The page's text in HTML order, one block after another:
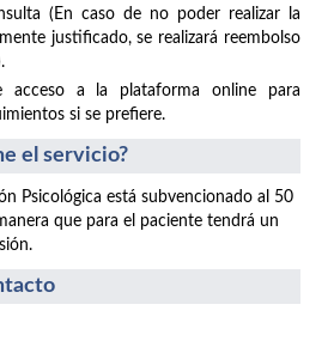
(En caso de no poder realizar la
justificado, se realizará reembolso
acceso a la plataforma online para
si se prefiere.
el servicio?
Psicológica está subvencionado al 50
que para el paciente tendrá un